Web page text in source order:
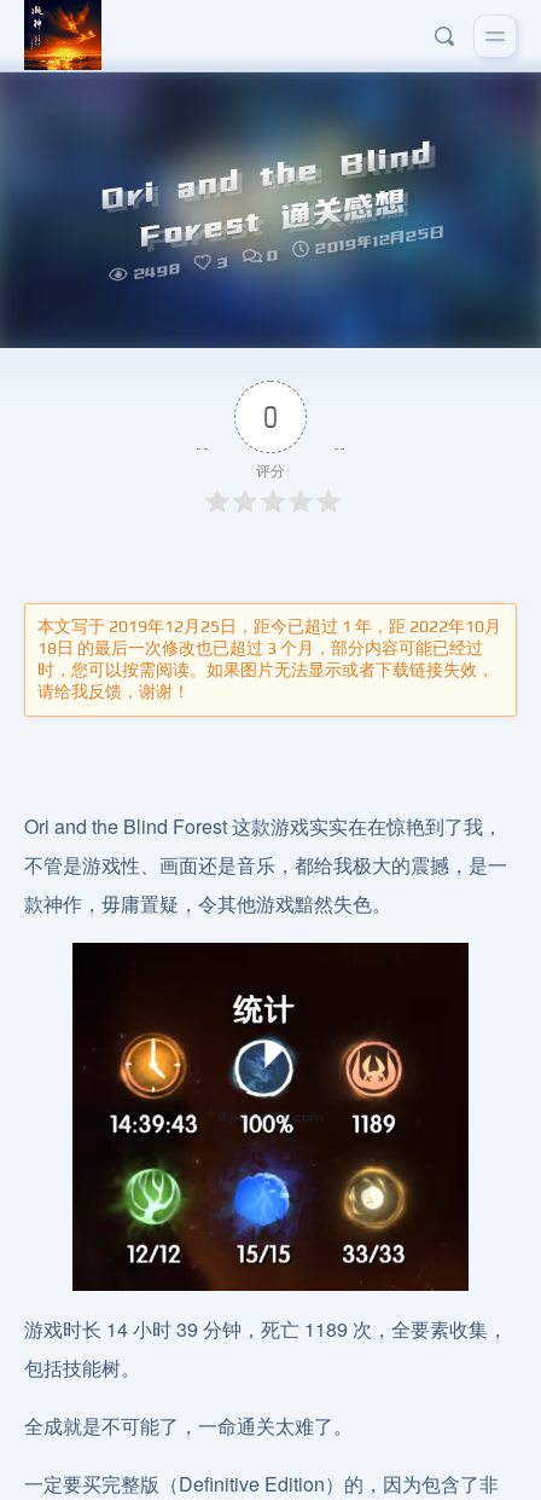
O
ri
a
n
d
t
h
e
Bli
n
d
F
o
r
e
st
通
关
感
想
2498 3 0 2019年12月25日
0
评分
本文写于 2019年12月25日，距今已超过 1 年，距 2022年10月
18日 的最后一次修改也已超过 3 个月，部分内容可能已经过
时，您可以按需阅读。如果图片无法显示或者下载链接失效，
请给我反馈，谢谢！
Ori and the Blind Forest 这款游戏实实在在惊艳到了我，
不管是游戏性、画面还是音乐，都给我极大的震撼，是一
款神作，毋庸置疑，令其他游戏黯然失色。
游戏时长 14 小时 39 分钟，死亡 1189 次，全要素收集，
包括技能树。
全成就是不可能了，一命通关太难了。
一定要买完整版（Definitive Edition）的，因为包含了非